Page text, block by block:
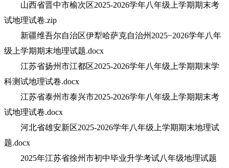
山西省晋中市榆次区2025-2026学年八年级上学期期末考
试地理试卷.zip
新疆维吾尔自治区伊犁哈萨克自治州2025−2026学年八年
级上学期期末地理试题.docx
江苏省扬州市江都区2025-2026学年八年级上学期期末学
科测试地理试卷.docx
江苏省泰州市泰兴市2025-2026学年八年级上学期期末考
试地理试卷.docx
河北省雄安新区2025-2026学年八年级上学期期末地理试
题.docx
2025年江苏省徐州市初中毕业升学考试八年级地理试题